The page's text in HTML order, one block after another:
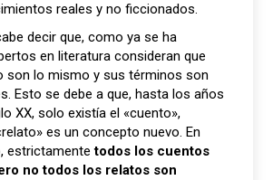
reales y no ficcionados.
decir que, como ya se ha
en literatura consideran que
son lo mismo y sus términos son
Esto se debe a que, hasta los años
XX, solo existía el «cuento»,
es un concepto nuevo. En
estrictamente todos los cuentos
no todos los relatos son